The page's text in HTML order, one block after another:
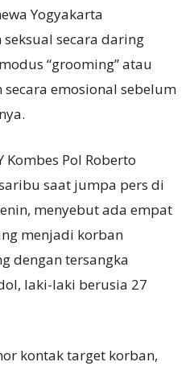
Yogyakarta
secara daring
“grooming” atau
emosional sebelum
Kombes Pol Roberto
saat jumpa pers di
menyebut ada empat
menjadi korban
dengan tersangka
laki-laki berusia 27
kontak target korban,